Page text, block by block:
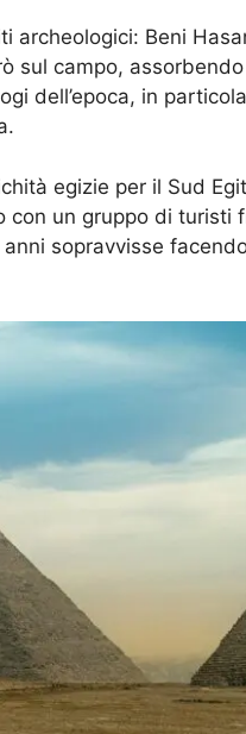
archeologici: Beni
sul campo,
dell’epoca, in
egizie per il Sud
un gruppo di turisti
sopravvisse